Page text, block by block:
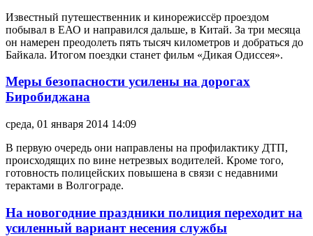
Известный путешественник и кинорежиссёр проездом
побывал в ЕАО и направился дальше, в Китай. За три месяца
он намерен преодолеть пять тысяч километров и добраться до
Байкала. Итогом поездки станет фильм «Дикая Одиссея».
Меры безопасности усилены на дорогах
Биробиджана
среда, 01 января 2014 14:09
В первую очередь они направлены на профилактику ДТП,
происходящих по вине нетрезвых водителей. Кроме того,
готовность полицейских повышена в связи с недавними
терактами в Волгограде.
На новогодние праздники полиция переходит на
усиленный вариант несения службы